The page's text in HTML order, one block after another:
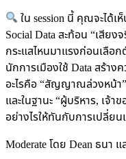
ใน session นี้ คุณจะได้เ
Social Data สะท้อน “เสียง
กระแสไหนมาแรงก่อนเลือก
นักการเมืองใช้ Data สร้าง
อะไรคือ “สัญญาณล่วงหน้า
และในฐานะ “ผู้บริหาร, เจ้
อย่างไรให้ทันกับการเปลี่ย
Moderate โดย Dean ธนา